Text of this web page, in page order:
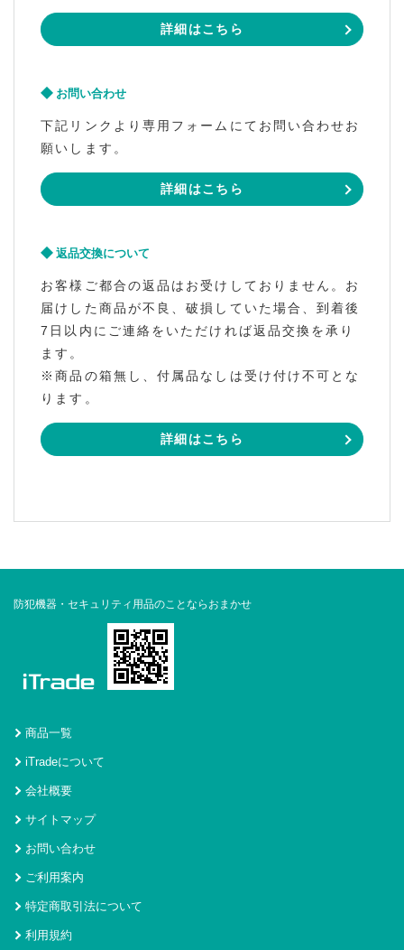
詳細はこちら
お問い合わせ
下記リンクより専用フォームにてお問い合わせお
願いします。
詳細はこちら
返品交換について
お客様ご都合の返品はお受けしておりません。お
届けした商品が不良、破損していた場合、到着後
7日以内にご連絡をいただければ返品交換を承り
ます。
※商品の箱無し、付属品なしは受け付け不可とな
ります。
詳細はこちら
防犯機器・セキュリティ用品のことならおまかせ
商品一覧
iTradeについて
会社概要
サイトマップ
お問い合わせ
ご利用案内
特定商取引法について
利用規約